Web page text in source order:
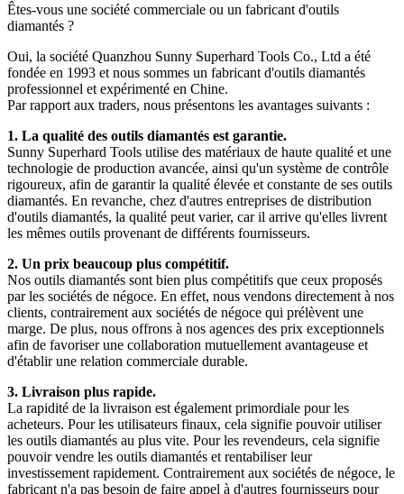
Êtes-vous une société commerciale ou un fabricant d'outils
diamantés ?
Oui, la société Quanzhou Sunny Superhard Tools Co., Ltd a été
fondée en 1993 et ​​nous sommes un fabricant d'outils diamantés
professionnel et expérimenté en Chine.
Par rapport aux traders, nous présentons les avantages suivants :
1. La qualité des outils diamantés est garantie.
Sunny Superhard Tools utilise des matériaux de haute qualité et une
technologie de production avancée, ainsi qu'un système de contrôle
rigoureux, afin de garantir la qualité élevée et constante de ses outils
diamantés. En revanche, chez d'autres entreprises de distribution
d'outils diamantés, la qualité peut varier, car il arrive qu'elles livrent
les mêmes outils provenant de différents fournisseurs.
2. Un prix beaucoup plus compétitif.
Nos outils diamantés sont bien plus compétitifs que ceux proposés
par les sociétés de négoce. En effet, nous vendons directement à nos
clients, contrairement aux sociétés de négoce qui prélèvent une
marge. De plus, nous offrons à nos agences des prix exceptionnels
afin de favoriser une collaboration mutuellement avantageuse et
d'établir une relation commerciale durable.
3. Livraison plus rapide.
La rapidité de la livraison est également primordiale pour les
acheteurs. Pour les utilisateurs finaux, cela signifie pouvoir utiliser
les outils diamantés au plus vite. Pour les revendeurs, cela signifie
pouvoir vendre les outils diamantés et rentabiliser leur
investissement rapidement. Contrairement aux sociétés de négoce, le
fabricant n'a pas besoin de faire appel à d'autres fournisseurs pour